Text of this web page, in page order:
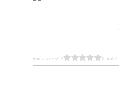
Vous aimez ? 0 vote